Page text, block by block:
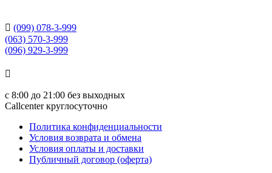
 (099) 078-3-999
(063) 570-3-999
(096) 929-3-999

с 8:00 до 21:00 без выходных
Callcenter круглосуточно
Политика конфиденциальности
Условия возврата и обмена
Условия оплаты и доставки
Публичный договор (оферта)